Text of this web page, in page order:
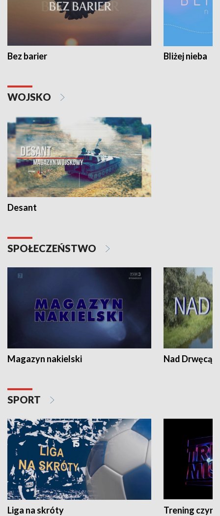
Bez barier Bliżej nieba
WOJSKO
Desant
SPOŁECZEŃSTWO
Magazyn nakielski Nad Drwęcą
SPORT
Liga na skróty Trening czyni